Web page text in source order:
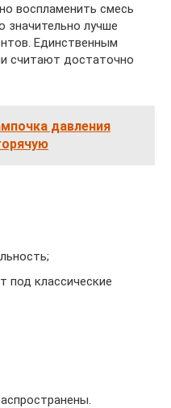
воспламенить смесь
значительно лучше
Единственным
считают достаточно
давления
под классические